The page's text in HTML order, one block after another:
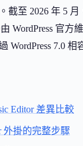
截至 2026 年 5 月
WordPress 官方
WordPress 7.0 相
Editor 差異比較
外掛的完整步驟